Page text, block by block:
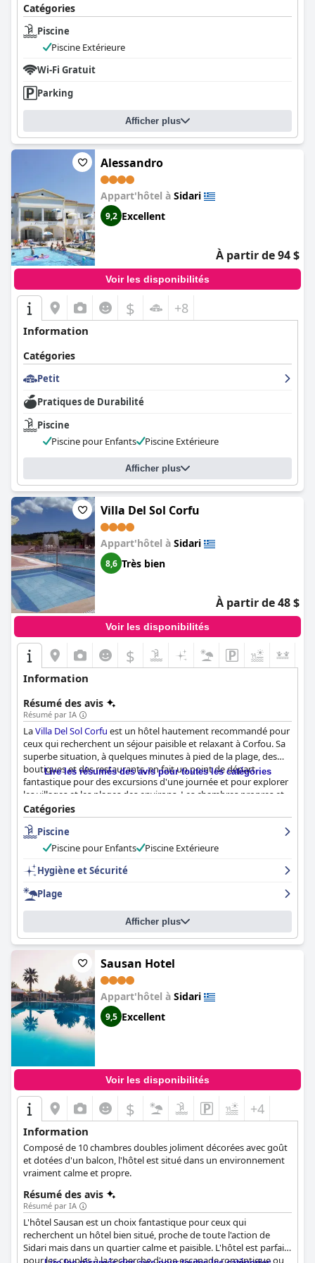
Catégories
Piscine
Piscine Extérieure
Wi-Fi Gratuit
Parking
Afficher plus
Alessandro
Appart'hôtel à Sidari
9,2 Excellent
À partir de 94 $
Voir les disponibilités
$ +8
Information
Catégories
Petit
Pratiques de Durabilité
Piscine
Piscine pour Enfants
Piscine Extérieure
Afficher plus
Villa Del Sol Corfu
Appart'hôtel à Sidari
8,6 Très bien
À partir de 48 $
Voir les disponibilités
$
Information
Résumé des avis
Résumé par IA
LaVilla Del Sol Corfu est un hôtel hautement recommandé pour
ceux qui recherchent un séjour paisible et relaxant à Corfou. Sa
superbe situation, à quelques minutes à pied de la plage, des
boutiques et des restaurants, en fait un point de départ
fantastique pour des excursions d'une journée et pour explorer
les villages et les plages des environs. Les chambres propres et
spacieuses sont bien équipées et décorées avec goût. La plupart
des chambres disposent d'un balcon offrant de belles vues. Le
personnel est chaleureux et accueillant et les clients
mentionnent souvent à quel point il a été accommodant et
amical pendant leur séjour. La piscine est l'une des préférées des
clients qui louent sa propreté et ses eaux rafraîchissantes, et la
Corfuest un endroit idéal pour se détendre et trouver la paix
dans un endroit calme proche du centre et de la plage.
Lire les résumés des avis pour toutes les catégories
Catégories
Piscine
Piscine pour Enfants
Piscine Extérieure
Hygiène et Sécurité
Plage
Afficher plus
Sausan Hotel
Appart'hôtel à Sidari
9,5 Excellent
Voir les disponibilités
$ +4
Information
Composé de 10 chambres doubles joliment décorées avec goût
et dotées d'un balcon, l'hôtel est situé dans un environnement
vraiment calme et propre.
Résumé des avis
Résumé par IA
L'hôtel Sausan est un choix fantastique pour ceux qui
recherchent un hôtel bien situé, proche de toute l'action de
Sidari mais dans un quartier calme et paisible. L'hôtel est parfait
pour les couples à la recherche d'une escapade romantique ou